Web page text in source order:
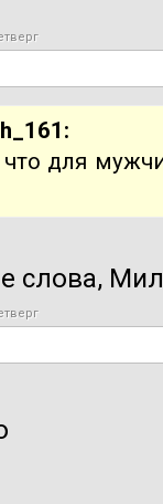
для
слова,